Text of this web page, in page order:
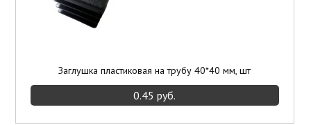
Заглушка пластиковая на трубу 40*40 мм, шт
0.45 руб.